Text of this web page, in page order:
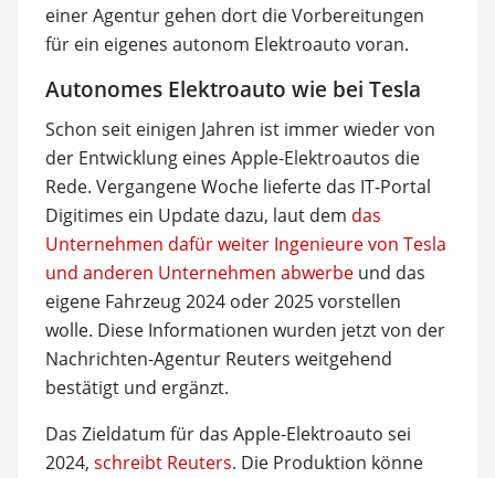
einer Agentur gehen dort die Vorbereitungen
für ein eigenes autonom Elektroauto voran.
Autonomes Elektroauto wie bei Tesla
Schon seit einigen Jahren ist immer wieder von
der Entwicklung eines Apple-Elektroautos die
Rede. Vergangene Woche lieferte das IT-Portal
Digitimes ein Update dazu, laut dem das
Unternehmen dafür weiter Ingenieure von Tesla
und anderen Unternehmen abwerbeund das
eigene Fahrzeug 2024 oder 2025 vorstellen
wolle. Diese Informationen wurden jetzt von der
Nachrichten-Agentur Reuters weitgehend
bestätigt und ergänzt.
Das Zieldatum für das Apple-Elektroauto sei
2024, schreibt Reuters. Die Produktion könne